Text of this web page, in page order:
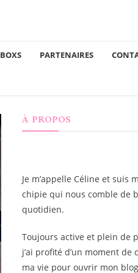
BOXS PARTENAIRES
À PROPOS
Je m’appelle Céline et suis
chipie qui nous comble de
quotidien.
Toujours active et plein de
j’ai profité d’un moment de
ma vie pour ouvrir mon